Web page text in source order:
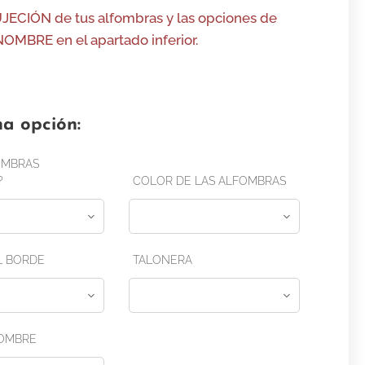
de tus alfombras y las opciones de
en el apartado inferior.
opción:
COLOR DE LAS ALFOMBRAS
BORDE TALONERA